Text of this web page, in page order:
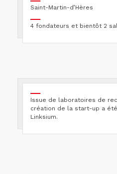
Saint-Martin-d’Hères
4 fondateurs et bientôt 2
Issue de laboratoires de
création de la start-up a
Linksium.